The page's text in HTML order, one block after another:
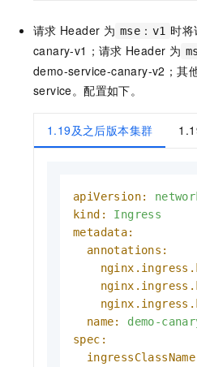
请求 Header 为 mse：v1 时将
canary-v1；请求 Header 为
demo-service-canary-v2；其
service。配置如下。
1.19及之后版本集群
apiVersion:
kind:
Ingress
metadata:
annotations:
name:
demo-
spec: